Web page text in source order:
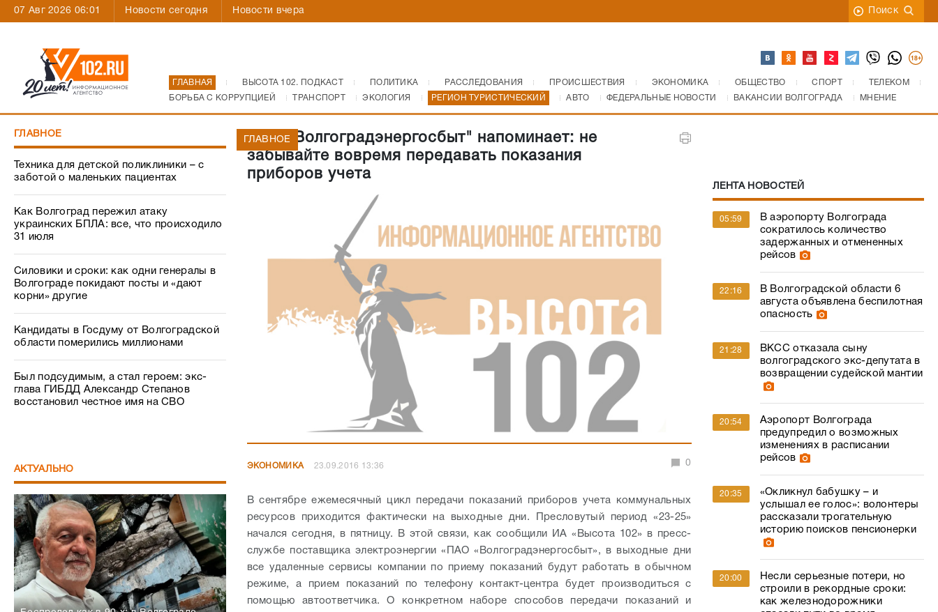
07 Авг 2026 06:01 Новости сегодня Новости вчера Поиск
ГЛАВНАЯ ВЫСОТА 102. ПОДКАСТ ПОЛИТИКА РАССЛЕДОВАНИЯ ПРОИСШЕСТВИЯ ЭКОНОМИКА ОБЩЕСТВО СПОРТ
ТЕЛЕКОМ
БОРЬБА С КОРРУПЦИЕЙ
ТРАНСПОРТ ЭКОЛОГИЯ РЕГИОН ТУРИСТИЧЕСКИЙ АВТО ФЕДЕРАЛЬНЫЕ НОВОСТИ ВАКАНСИИ ВОЛГОГРАДА МНЕНИЕ
ГЛАВНОЕ
Техника для детской поликлиники – с
заботой о маленьких пациентах
Как Волгоград пережил атаку
украинских БПЛА: все, что происходило
31 июля
Силовики и сроки: как одни генералы в
Волгограде покидают посты и «дают
корни» другие
Кандидаты в Госдуму от Волгоградской
области померились миллионами
Был подсудимым, а стал героем: экс-
глава ГИБДД Александр Степанов
восстановил честное имя на СВО
АКТУАЛЬНО
ПАО "Волгоградэнергосбыт" напоминает: не
забывайте вовремя передавать показания
приборов учета
ГЛАВНОЕ
ЭКОНОМИКА 23.09.2016 13:36 0
В сентябре ежемесячный цикл передачи показаний приборов учета коммунальных
ресурсов приходится фактически на выходные дни. Пресловутый период «23-25»
начался сегодня, в пятницу. В этой связи, как сообщили ИА «Высота 102» в пресс-
службе поставщика электроэнергии «ПАО «Волгоградэнергосбыт», в выходные дни
все удаленные сервисы компании по приему показаний будут работать в обычном
режиме, а прием показаний по телефону контакт-центра будет производиться с
помощью автоответчика. О конкретном наборе способов передачи показаний и
ЛЕНТА НОВОСТЕЙ
05:59
В аэропорту Волгограда
сократилось количество
задержанных и отмененных
рейсов
22:16
В Волгоградской области 6
августа объявлена беспилотная
опасность
21:28
ВКСС отказала сыну
волгоградского экс-депутата в
возвращении судейской мантии
20:54
Аэропорт Волгограда
предупредил о возможных
изменениях в расписании
рейсов
20:35
«Окликнул бабушку – и
услышал ее голос»: волонтеры
рассказали трогательную
историю поисков пенсионерки
20:00
Несли серьезные потери, но
строили в рекордные сроки:
как железнодорожники